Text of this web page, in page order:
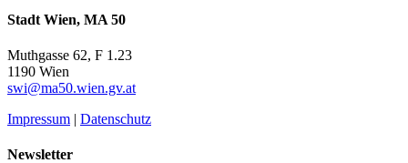
Stadt Wien, MA 50
Muthgasse 62, F 1.23
1190 Wien
swi@ma50.wien.gv.at
Impressum | Datenschutz
Newsletter